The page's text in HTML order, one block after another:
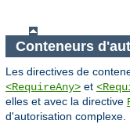
Conteneurs
Les directives de
<RequireAny> et
elles et avec la directive
d'autorisation complexe.